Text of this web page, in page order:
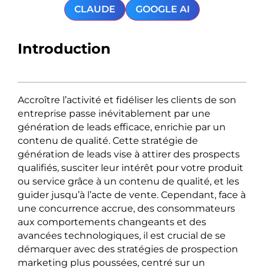
CLAUDE
GOOGLE AI
Introduction
Accroître l’activité et fidéliser les clients de son
entreprise passe inévitablement par une
génération de leads efficace, enrichie par un
contenu de qualité. Cette stratégie de
génération de leads vise à attirer des prospects
qualifiés, susciter leur intérêt pour votre produit
ou service grâce à un contenu de qualité, et les
guider jusqu’à l’acte de vente. Cependant, face à
une concurrence accrue, des consommateurs
aux comportements changeants et des
avancées technologiques, il est crucial de se
démarquer avec des stratégies de prospection
marketing plus poussées, centré sur un